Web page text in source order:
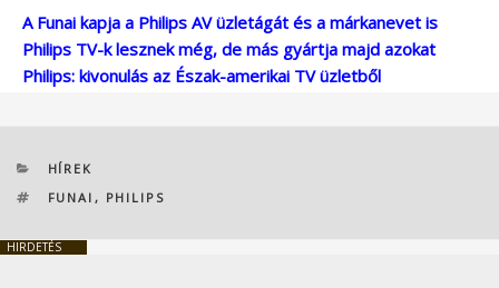
A Funai kapja a Philips AV üzletágát és a márkanevet is
Philips TV-k lesznek még, de más gyártja majd azokat
Philips: kivonulás az Észak-amerikai TV üzletből
KATEGÓRIÁK
HÍREK
CÍMKÉK
FUNAI , PHILIPS
HIRDETÉS